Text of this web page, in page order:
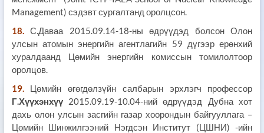
Management) сэдэвт сургалтанд оролцсон.
18.С.Даваа 2015.09.14-18-ны өдрүүдэд болсон Олон
улсын атомын энергийн агентлагийн 59 дүгээр ерөнхий
хуралдаанд Цөмийн энергийн комиссын томилолтоор
оролцов.
19.Цөмийн өгөгдөлзүйн салбарын эрхлэгч профессор
Г.Хүүхэнхүү2015.09.19-10.04-ний өдрүүдэд Дубна хот
дахь олон улсын засгийн газар хоорондын байгууллага –
Цөмийн Шинжилгээний Нэгдсэн Институт (ЦШНИ) -ийн